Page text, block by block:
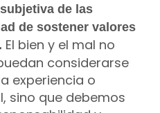
de las
de sostener valores
El bien y el mal no
considerarse
experiencia o
sino que debemos